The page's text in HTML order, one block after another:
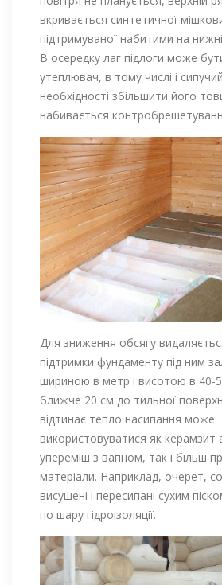
вкривається синтетичної
підтримуваної набитими на
В осередку лаг підлоги може
утеплювач, в тому числі і
необхідності збільшити його
набивається
Для зниження обсягу
підтримки фундаменту під ним
шириною в метр і висотою в 40-
ближче 20 см до тильної
відтинає тепло насипання може
використовуватися як керамзит
упереміш з вапном, так і більш
матеріали. Наприклад, очерет,
висушені і пересипані сухим
по шару гідроізоляції.